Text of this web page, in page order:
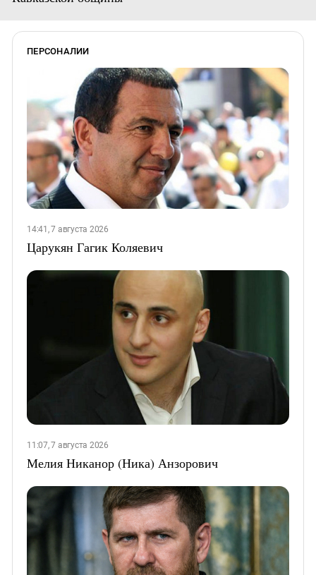
ПЕРСОНАЛИИ
14:41, 7 августа 2026
Царукян Гагик Коляевич
11:07, 7 августа 2026
Мелия Никанор (Ника) Анзорович